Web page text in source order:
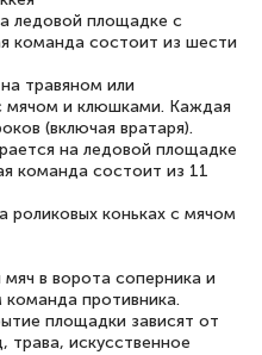
ледовой площадке с
команда состоит из шести
травяном или
мячом и клюшками. Каждая
(включая вратаря).
на ледовой площадке
команда состоит из 11
роликовых коньках с мячом
в ворота соперника и
противника.
площадки зависят от
трава, искусственное